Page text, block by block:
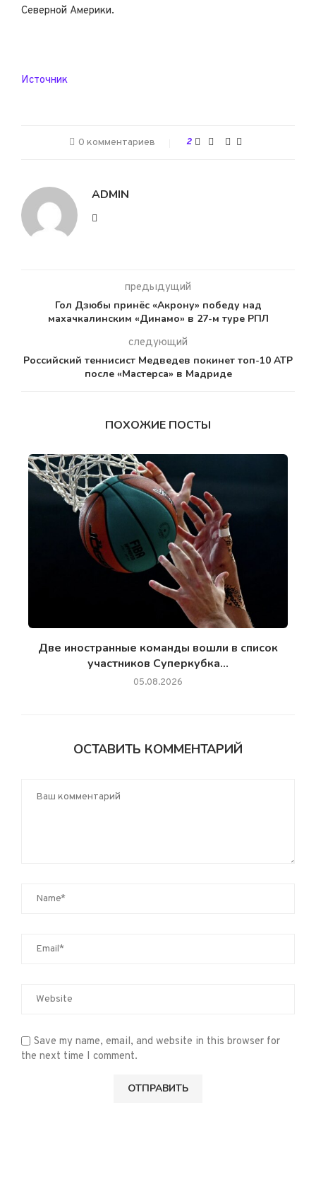
Северной Америки.
Источник
0 комментариев 2
ADMIN
предыдущий
Гол Дзюбы принёс «Акрону» победу над
махачкалинским «Динамо» в 27-м туре РПЛ
следующий
Российский теннисист Медведев покинет топ-10 АТР
после «Мастерса» в Мадриде
ПОХОЖИЕ ПОСТЫ
Две иностранные команды вошли в список
участников Суперкубка...
05.08.2026
ОСТАВИТЬ КОММЕНТАРИЙ
Save my name, email, and website in this browser for
the next time I comment.